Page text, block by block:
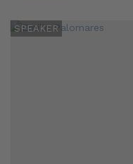
SPEAKER